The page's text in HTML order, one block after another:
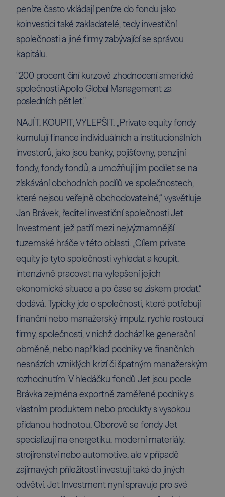
peníze často vkládají peníze do fondu jako
koinvestici také zakladatelé, tedy investiční
společnosti a jiné firmy zabývající se správou
kapitálu.
"200 procent činí kurzové zhodnocení americké
společnosti Apollo Global Management za
posledních pět let."
NAJÍT, KOUPIT, VYLEPŠIT. „Private equity fondy
kumulují finance individuálních a institucionálních
investorů, jako jsou banky, pojišťovny, penzijní
fondy, fondy fondů, a umožňují jim podílet se na
získávání obchodních podílů ve společnostech,
které nejsou veřejně obchodovatelné,“ vysvětluje
Jan Brávek, ředitel investiční společnosti Jet
Investment, jež patří mezi nejvýznamnější
tuzemské hráče v této oblasti. „Cílem private
equity je tyto společnosti vyhledat a koupit,
intenzivně pracovat na vylepšení jejich
ekonomické situace a po čase se ziskem prodat,“
dodává. Typicky jde o společnosti, které potřebují
finanční nebo manažerský impulz, rychle rostoucí
firmy, společnosti, v nichž dochází ke generační
obměně, nebo například podniky ve finančních
nesnázích vzniklých krizí či špatným manažerským
rozhodnutím. V hledáčku fondů Jet jsou podle
Brávka zejména exportně zaměřené podniky s
vlastním produktem nebo produkty s vysokou
přidanou hodnotou. Oborově se fondy Jet
specializují na energetiku, moderní materiály,
strojírenství nebo automotive, ale v případě
zajímavých příležitostí investují také do jiných
odvětví. Jet Investment nyní spravuje pro své